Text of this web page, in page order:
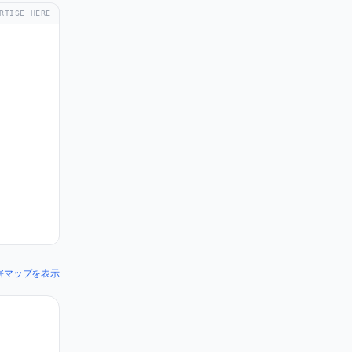
HERE
マップを表示